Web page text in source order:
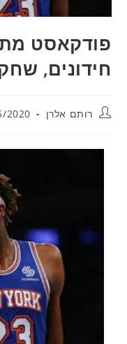
חידונים,
מחבר:רותם אלרן 2020